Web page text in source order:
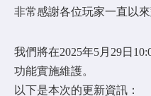
非常感謝各位玩家一直以來
我們將在2025年5月29日
功能實施維護。
以下是本次的更新資訊：